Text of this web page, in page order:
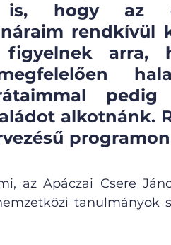
is, hogy az
rendkívül
figyelnek arra,
pedig
alkotnánk.
az Apáczai Csere
tanulmányok